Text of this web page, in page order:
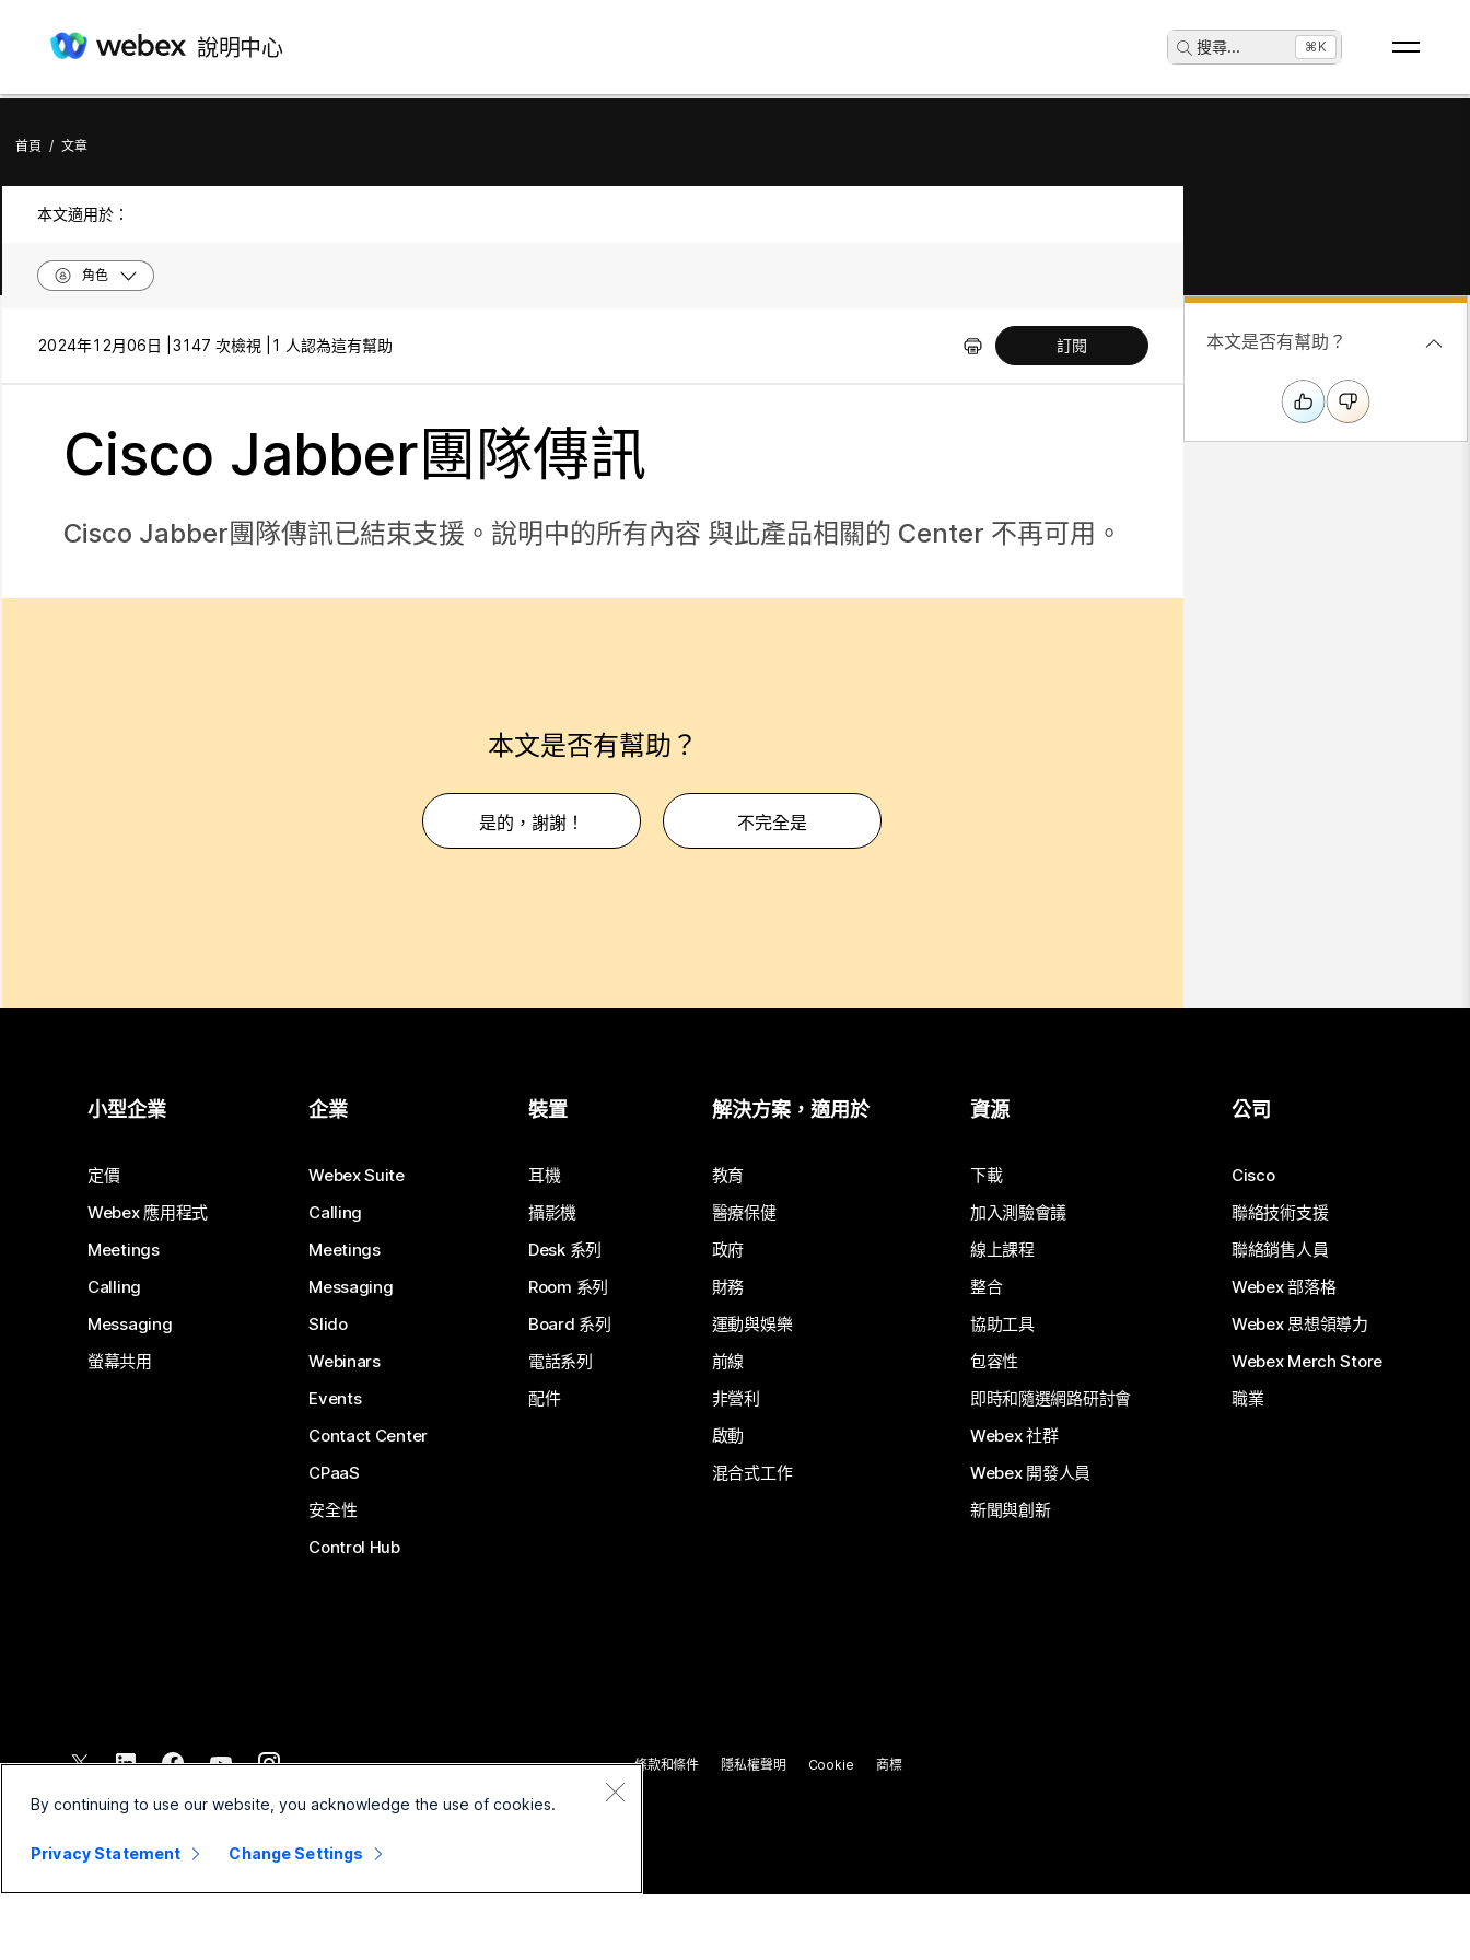
說明中心 搜尋... ⌘K
首頁 / 文章
本文適用於：
角色
2024年12月06日 | 3147 次檢視 | 1 人認為這有幫助 訂閱
Cisco Jabber團隊傳訊
Cisco Jabber團隊傳訊已結束支援。說明中的所有內容 與此產品相關的 Center 不再可用。
本文是否有幫助？
是的，謝謝！ 不完全是
本文是否有幫助？
小型企業
定價
Webex 應用程式
Meetings
Calling
Messaging
螢幕共用
企業
Webex Suite
Calling
Meetings
Messaging
Slido
Webinars
Events
Contact Center
CPaaS
安全性
Control Hub
裝置
耳機
攝影機
Desk 系列
Room 系列
Board 系列
電話系列
配件
解決方案，適用於
教育
醫療保健
政府
財務
運動與娛樂
前線
非營利
啟動
混合式工作
資源
下載
加入測驗會議
線上課程
整合
協助工具
包容性
即時和隨選網路研討會
Webex 社群
Webex 開發人員
新聞與創新
公司
Cisco
聯絡技術支援
聯絡銷售人員
Webex 部落格
Webex 思想領導力
Webex Merch Store
職業
2026 Cisco 和/或其子公司。保留所有權利。
條款和條件 隱私權聲明 Cookie 商標
By continuing to use our website, you acknowledge the use of cookies.
Privacy Statement Change Settings